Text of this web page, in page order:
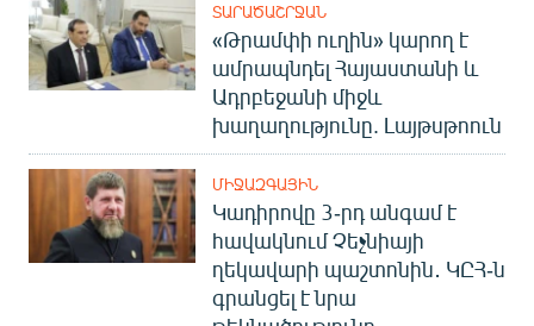
ՏԱՐԱԾԱՇՐՋԱՆ
«Թրամփի ուղին» կարող է
ամրապնդել Հայաստանի և
Ադրբեջանի միջև
խաղաղությունը. Լայթսթոուն
ՄԻՋԱԶԳԱՅԻՆ
Կադիրովը 3-րդ անգամ է
հավակնում Չեչնիայի
ղեկավարի պաշտոնին․ ԿԸՀ-ն
գրանցել է նրա